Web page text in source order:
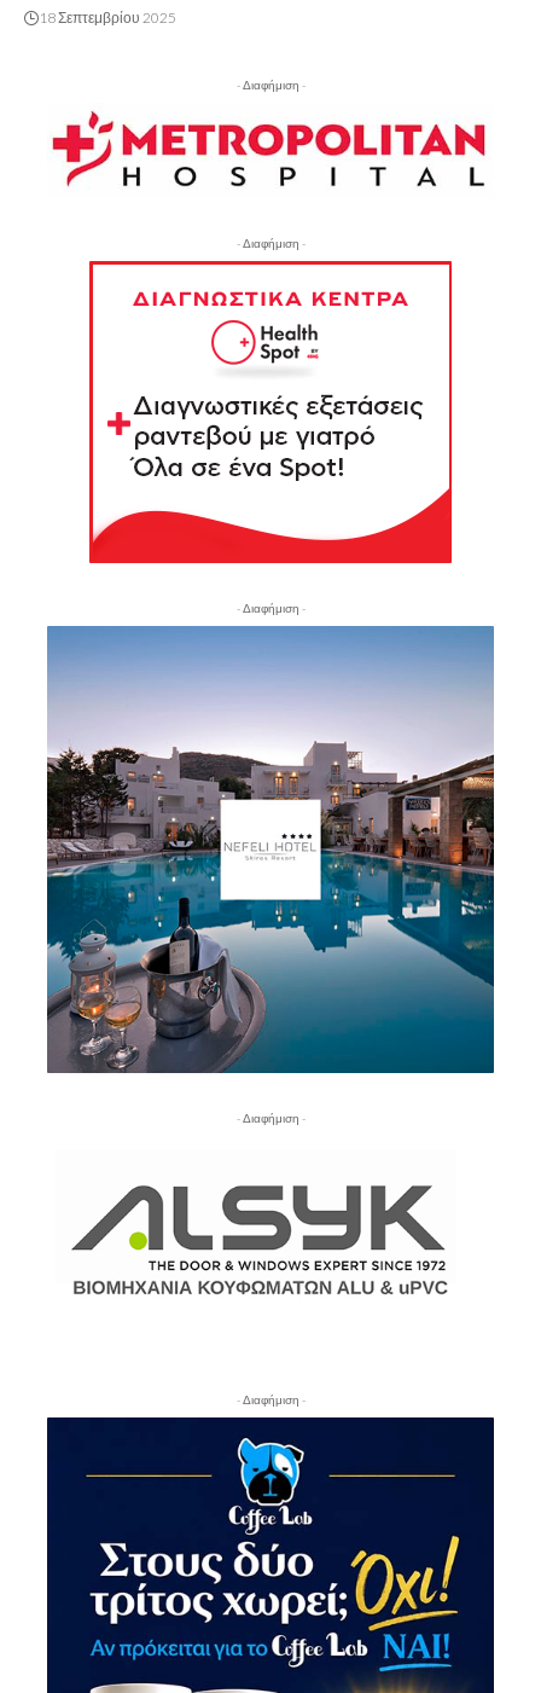
18 Σεπτεμβρίου 2025
- Διαφήμιση -
- Διαφήμιση -
- Διαφήμιση -
- Διαφήμιση -
- Διαφήμιση -